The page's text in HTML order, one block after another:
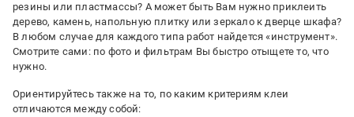
резины или пластмассы? А может быть Вам нужно приклеить
дерево, камень, напольную плитку или зеркало к дверце шкафа?
В любом случае для каждого типа работ найдется «инструмент».
Смотрите сами: по фото и фильтрам Вы быстро отыщете то, что
нужно.
Ориентируйтесь также на то, по каким критериям клеи
отличаются между собой: